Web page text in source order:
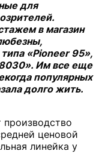
для
в магазин
«Pioneer 95»,
Им все еще
популярных
долго жить.
ценовой
линейка у